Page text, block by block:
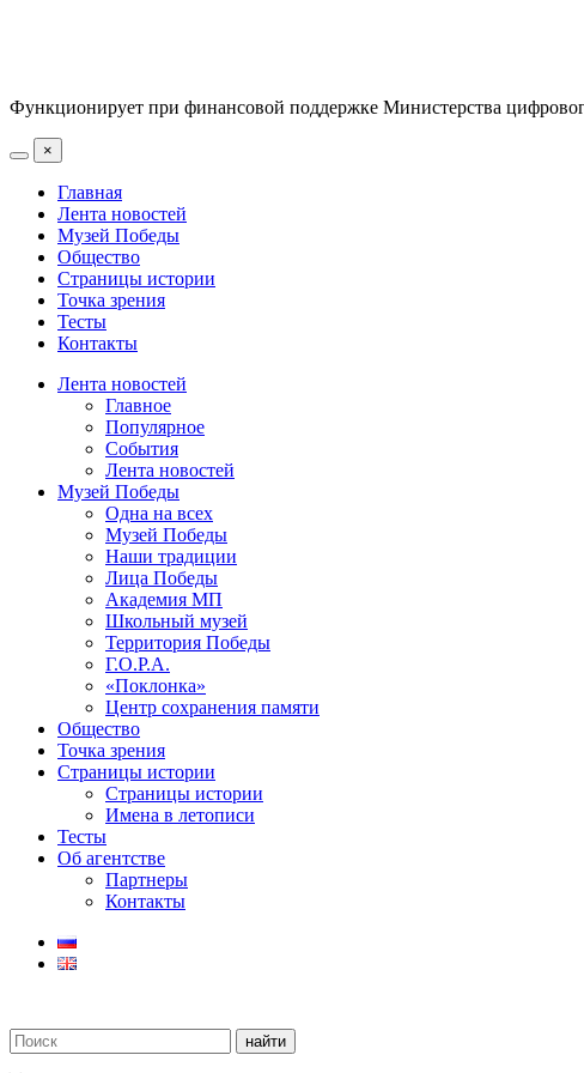
Функционирует при финансовой поддержке Министерства
×
Главная
Лента новостей
Музей Победы
Общество
Страницы истории
Точка зрения
Тесты
Контакты
Лента новостей
Главное
Популярное
События
Лента новостей
Музей Победы
Одна на всех
Музей Победы
Наши традиции
Лица Победы
Академия МП
Школьный музей
Территория Победы
Г.О.Р.А.
«Поклонка»
Центр сохранения памяти
Общество
Точка зрения
Страницы истории
Страницы истории
Имена в летописи
Тесты
Об агентстве
Партнеры
Контакты